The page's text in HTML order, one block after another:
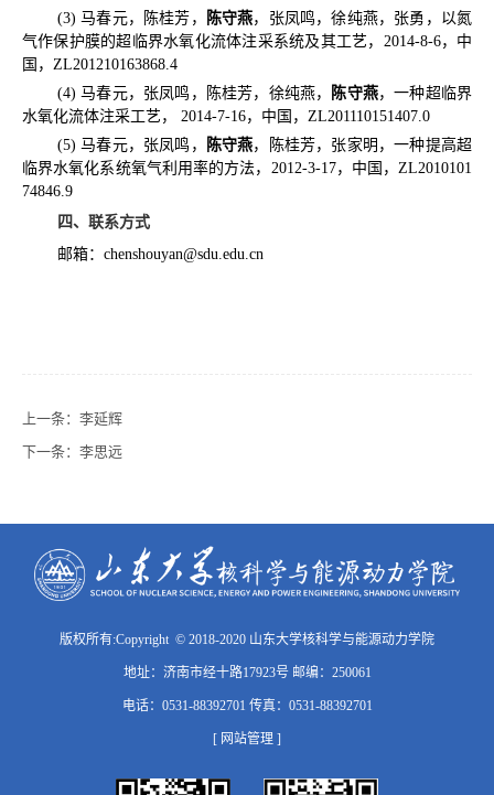
(3)马春元，陈桂芳， 陈守燕，张凤鸣，徐纯燕，张勇，以氮
气作保护膜的超临界水氧化流体注采系统及其工艺， 2014-8-6，中
国， ZL201210163868.4
(4)马春元，张凤鸣，陈桂芳，徐纯燕， 陈守燕，一种超临界
水氧化流体注采工艺，
2014-7-16，中国， ZL201110151407.0
(5)马春元，张凤鸣， 陈守燕，陈桂芳，张家明，一种提高超
临界水氧化系统氧气利用率的方法， 2012-3-17，中国，ZL2010101
74846.9
四、联系方式
邮箱： chenshouyan@sdu.edu.cn
上一条： 李延辉
下一条： 李思远
版权所有:Copyright © 2018-2020 山东大学核科学与能源动力学院
地址：济南市经十路17923号 邮编：250061
电话：0531-88392701 传真：0531-88392701
[ 网站管理 ]